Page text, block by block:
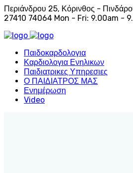
Περιάνδρου 25, Κόρινθος -
27410 74064 Mon - Fri: 9.00am -
Παιδοκαρδολογια
Καρδιολογια Ενηλικων
Παιδιατρικες Υπηρεσιες
Ο ΠΑΙΔΙΑΤΡΟΣ ΜΑΣ
Ενημέρωση
Video